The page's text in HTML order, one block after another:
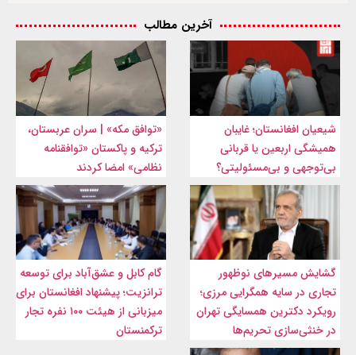
آخرین مطالب
شیعیان افغانستان؛ غایبان
همیشگی اربعین یا قربانی
بی‌توجهی و بی‌مسئولیتی؟
«توافق مکه» | سران عربستان،
ترکیه و پاکستان «توافقنامه
نظامی» امضا کردند
گشایش مسیرهای نوظهور
تجاری در سایه همگرایی مرزی؛
رویکرد دکترین همسایگی تهران
در خنثی‌سازی تحریم‌ها
گام کابل و عشق‌آباد برای توسعه
ترانزیت؛ پیشنهاد افغانستان برای
میزبانی از هیئت ۱۰۰ نفره تجار
ترکمنستان